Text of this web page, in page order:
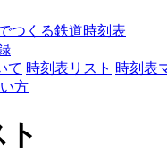
つくる鉄道時刻表
て 時刻表リスト 時刻表
方